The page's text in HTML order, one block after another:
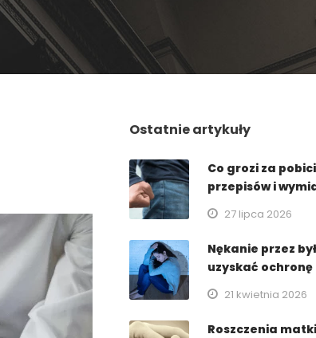
Ostatnie artykuły
Co grozi za
przepisów i
27 lipca 2026
Nękanie przez
uzyskać
21 kwietnia 2026
Roszczenia